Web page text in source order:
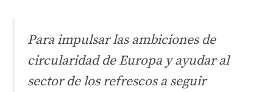
Para impulsar las ambiciones de
circularidad de Europa y ayudar al
sector de los refrescos a seguir